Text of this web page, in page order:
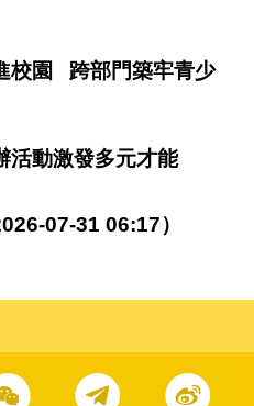
校園 跨部門築牢青少
活動激發多元才能
07-31 06:17）